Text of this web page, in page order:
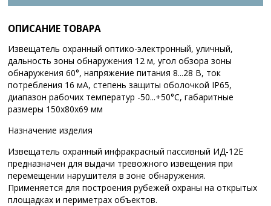
ОПИСАНИЕ ТОВАРА
Извещатель охранный оптико-электронный, уличный,
дальность зоны обнаружения 12 м, угол обзора зоны
обнаружения 60°, напряжение питания 8...28 В, ток
потребления 16 мА, степень защиты оболочкой IP65,
диапазон рабочих температур -50...+50°С, габаритные
размеры 150х80х69 мм
Назначение изделия
Извещатель охранный инфракрасный пассивный ИД-12Е
предназначен для выдачи тревожного извещения при
перемещении нарушителя в зоне обнаружения.
Применяется для построения рубежей охраны на открытых
площадках и периметрах объектов.